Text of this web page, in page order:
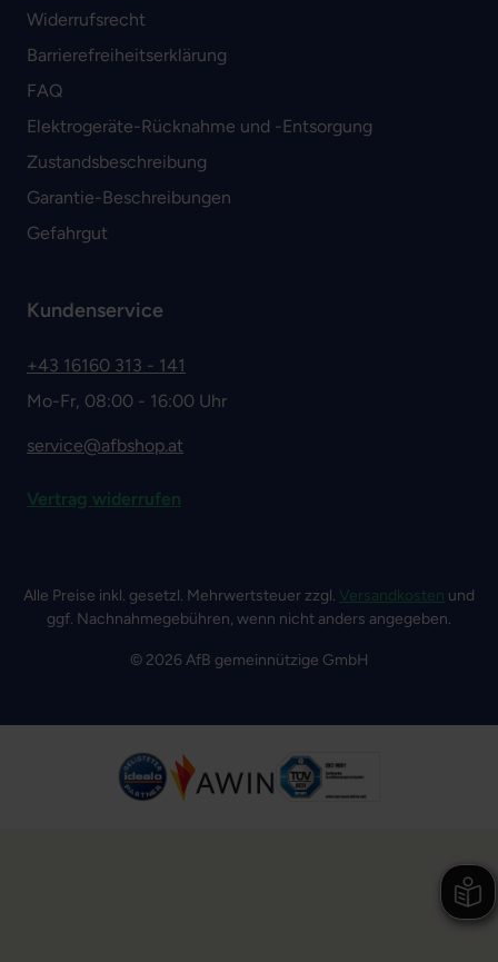
Widerrufsrecht
Barrierefreiheitserklärung
FAQ
Elektrogeräte-Rücknahme und -Entsorgung
Zustandsbeschreibung
Garantie-Beschreibungen
Gefahrgut
Kundenservice
+43 16160 313 - 141
Mo-Fr, 08:00 - 16:00 Uhr
service@afbshop.at
Vertrag widerrufen
Alle Preise inkl. gesetzl. Mehrwertsteuer zzgl. Versandkosten und
ggf. Nachnahmegebühren, wenn nicht anders angegeben.
© 2026 AfB gemeinnützige GmbH